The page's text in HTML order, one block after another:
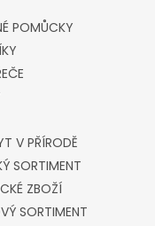
POMŮCKY
V PŘÍRODĚ
SORTIMENT
ZBOŽÍ
SORTIMENT